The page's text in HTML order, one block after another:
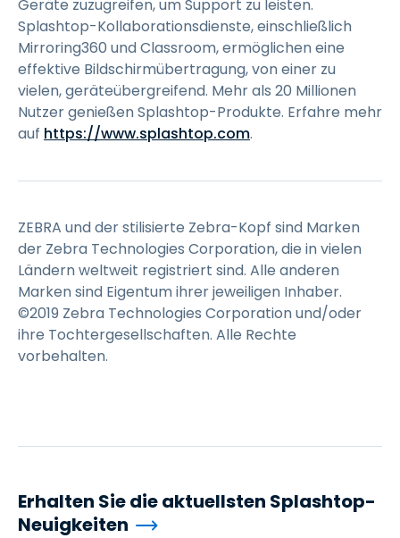
Geräte zuzugreifen, um Support zu leisten.
Splashtop-Kollaborationsdienste, einschließlich
Mirroring360 und Classroom, ermöglichen eine
effektive Bildschirmübertragung, von einer zu
vielen, geräteübergreifend. Mehr als 20 Millionen
Nutzer genießen Splashtop-Produkte. Erfahre mehr
auf https://www.splashtop.com.
ZEBRA und der stilisierte Zebra-Kopf sind Marken
der Zebra Technologies Corporation, die in vielen
Ländern weltweit registriert sind. Alle anderen
Marken sind Eigentum ihrer jeweiligen Inhaber.
©2019 Zebra Technologies Corporation und/oder
ihre Tochtergesellschaften. Alle Rechte
vorbehalten.
Erhalten Sie die aktuellsten Splashtop-
Neuigkeiten